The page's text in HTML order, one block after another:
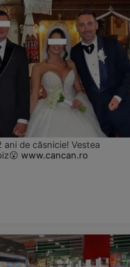
ani de căsnicie! Vestea
www.cancan.ro